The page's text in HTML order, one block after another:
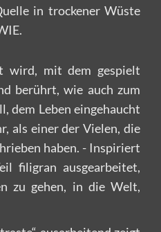
in trockener Wüste
wird, mit dem gespielt
berührt, wie auch zum
dem Leben eingehaucht
als einer der Vielen, die
haben. - Inspiriert
filigran ausgearbeitet,
zu gehen, in die Welt,